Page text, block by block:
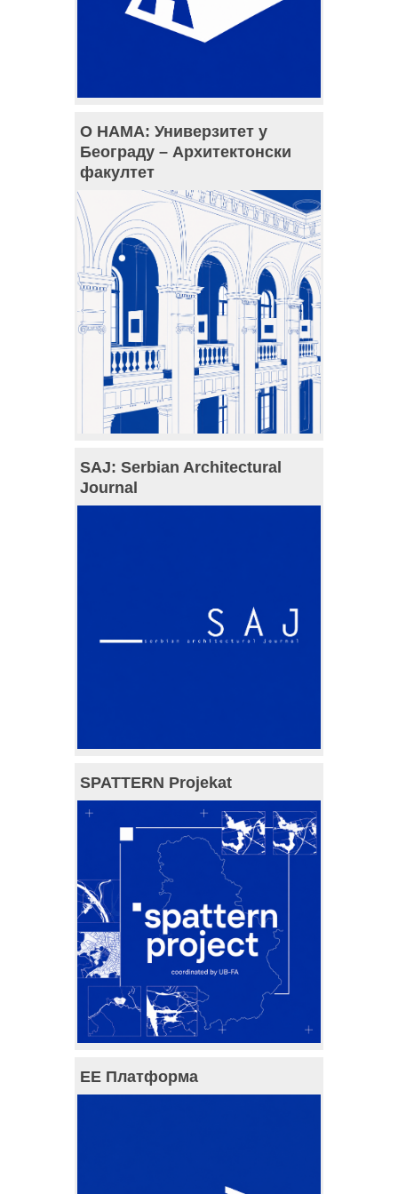
О НАМА: Универзитет у
Београду – Архитектонски
факултет
SAJ: Serbian Architectural
Journal
SPATTERN Projekat
ЕЕ Платформа